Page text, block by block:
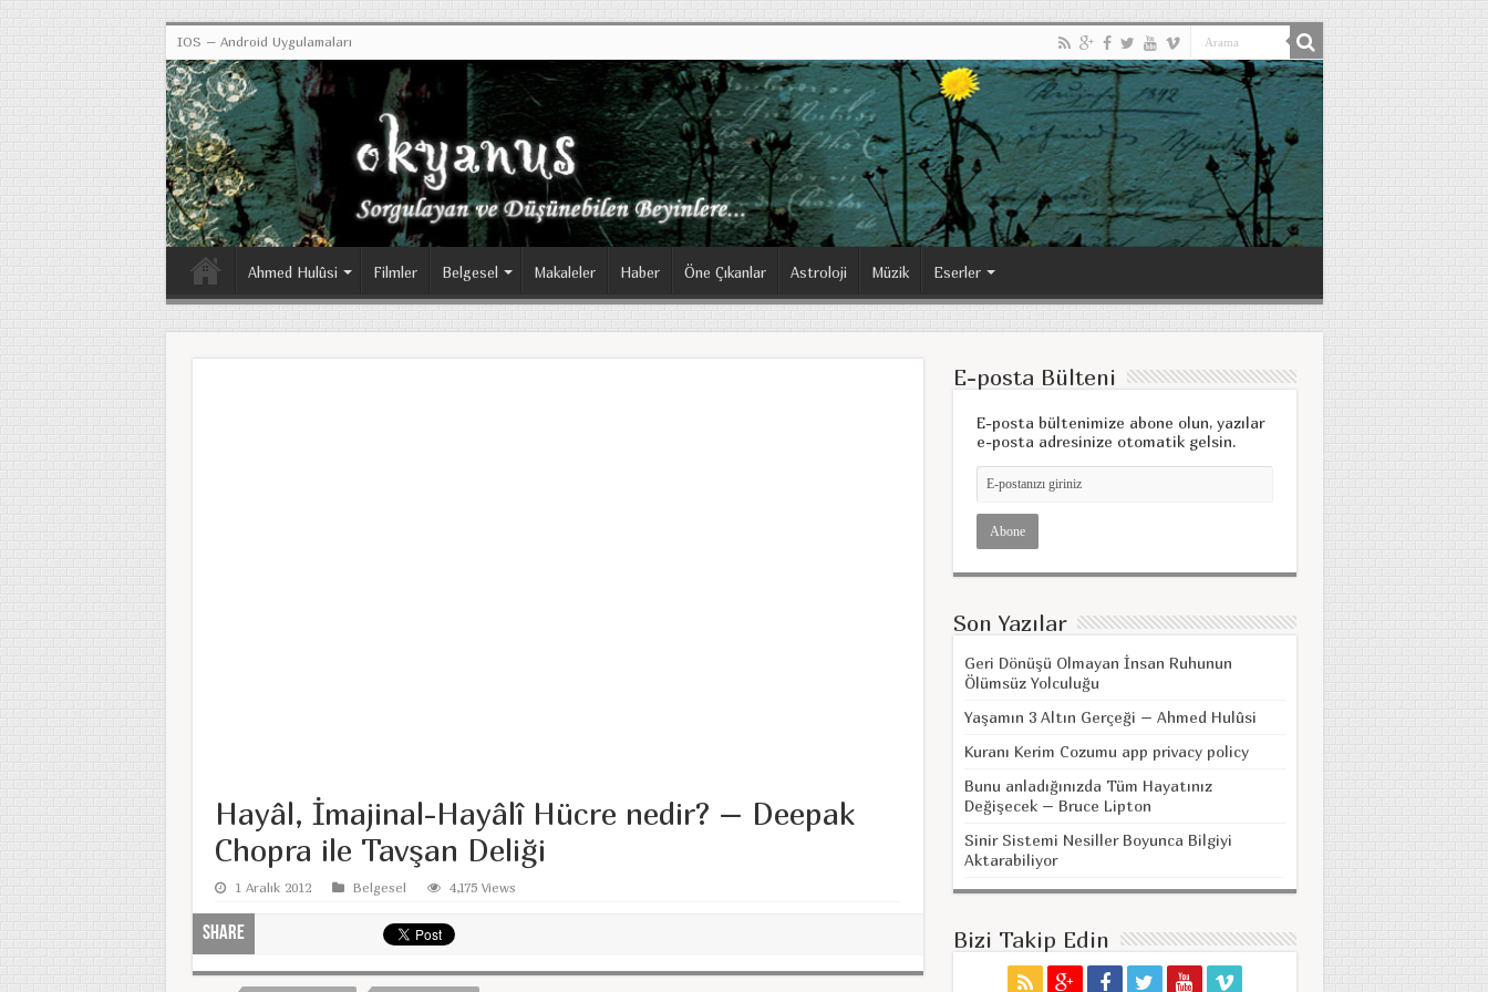
IOS – Android Uygulamaları
Ahmed Hulûsi Filmler Belgesel Makaleler Haber Öne Çıkanlar Astroloji Müzik Eserler
Hayâl, İmajinal-Hayâlî Hücre nedir? – Deepak
Chopra ile Tavşan Deliği
1 Aralık 2012 Belgesel 4,175 Views
Share
E-posta Bülteni
E-posta bültenimize abone olun, yazılar
e-posta adresinize otomatik gelsin.
Son Yazılar
Geri Dönüşü Olmayan İnsan Ruhunun
Ölümsüz Yolculuğu
Yaşamın 3 Altın Gerçeği – Ahmed Hulûsi
Kuranı Kerim Cozumu app privacy policy
Bunu anladığınızda Tüm Hayatınız
Değişecek – Bruce Lipton
Sinir Sistemi Nesiller Boyunca Bilgiyi
Aktarabiliyor
Bizi Takip Edin